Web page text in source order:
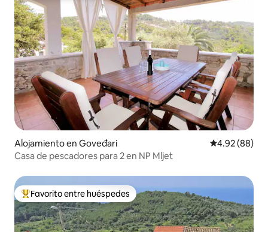
Alojamiento en Goveđari Calificación
4.92 (88)
Casa de pescadores para 2 en NP Mljet
Favorito entre huéspedes preferido
Favorito entre huéspedes